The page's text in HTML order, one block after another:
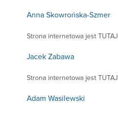
Anna Skowrońska-Szmer
Strona internetowa jest TUTAJ
Jacek Zabawa
Strona internetowa jest TUTAJ
Adam Wasilewski